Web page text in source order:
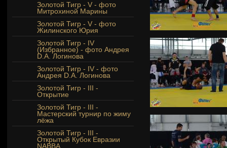
Золотой Тигр - V - фото
Митрохиной Марины
Золотой Тигр - V - фото
Жилинского Юрия
Золотой Тигр - IV
(Избранное) - фото Андрея
D.A. Логинова
Золотой Тигр - IV - фото
Андрея D.A. Логинова
Золотой Тигр - III -
Открытие
Золотой Тигр - III -
Мастерский турнир по жиму
лёжа
Золотой Тигр - III -
Открытый Кубок Евразии
NABBA